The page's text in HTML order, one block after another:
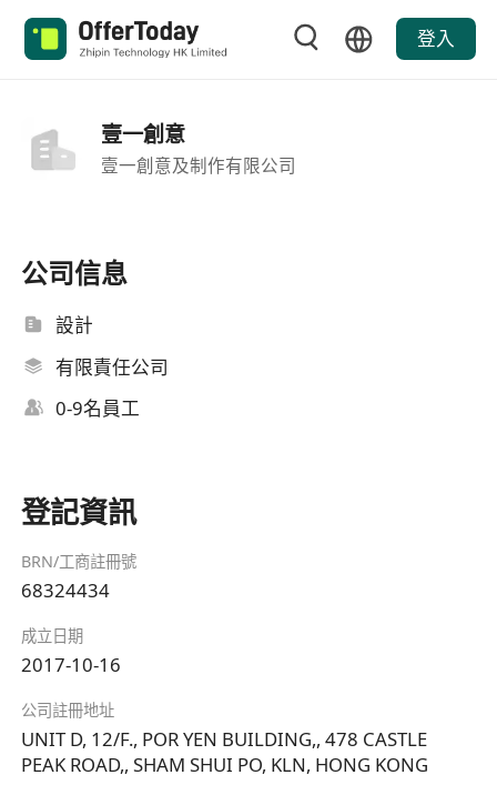
登入
壹一創意
壹一創意及制作有限公司
公司信息
設計
有限責任公司
0-9名員工
登記資訊
BRN/工商註冊號
68324434
成立日期
2017-10-16
公司註冊地址
UNIT D, 12/F., POR YEN BUILDING,, 478 CASTLE
PEAK ROAD,, SHAM SHUI PO, KLN, HONG KONG